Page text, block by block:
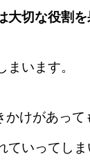
切な役割を
います。
かけがあっ
いってしま